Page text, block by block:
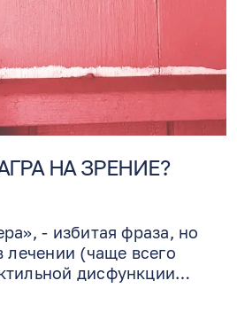
НА ЗРЕНИЕ?
- избитая фраза, но
лечении (чаще всего
дисфункции
невропатии и